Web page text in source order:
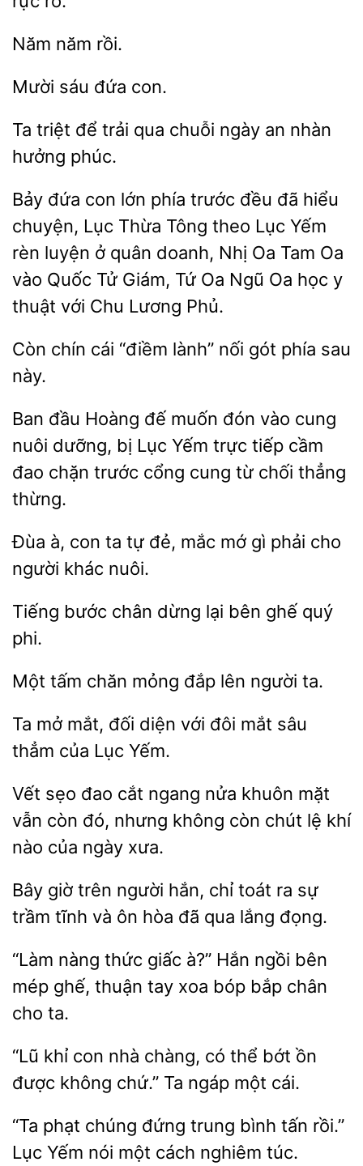
sáu
Ta để trải qua
ngày an nhàn
phúc.
Bảy đứa con lớn phía trước đều đã hiểu
chuyện, Lục Thừa
theo Lục Yếm
rèn luyện ở quân doanh,
Oa Tam Oa
vào
Tử Giám, Tứ Oa Ngũ Oa học y
thuật với Chu Lương Phủ.
Còn chín cái “điềm lành” phía sau
Ban
Hoàng đế muốn đón vào cung
nuôi dưỡng,
Yếm trực tiếp cầm
đao chặn trước cổng cung từ chối thẳng
thừng.
Đùa à, con tự đẻ, mắc mớ gì
cho
người
nuôi.
bước dừng
bên ghế quý
phi.
Một tấm chăn lên ta.
Ta mở mắt, đối diện với đôi
sâu
của
Yếm.
Vết sẹo đao cắt
nửa khuôn
vẫn
đó, nhưng không còn chút lệ khí
nào của ngày xưa.
Bây giờ trên người hắn,
toát ra sự
trầm tĩnh và ôn
đã qua đọng.
nàng thức giấc à?” Hắn ngồi bên
ghế, thuận tay xoa
bắp chân
cho ta.
khỉ con chàng, có
bớt ồn
được không chứ.” Ta ngáp một cái.
phạt chúng đứng trung bình tấn rồi.”
Lục
nói một nghiêm túc.